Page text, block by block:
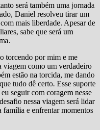
será também uma jornada
Daniel resolveu tirar um
mais liberdade. Apesar de
sabe que será um
torcendo por mim e me
viagem como um verdadeiro
estão na torcida, me dando
tudo dê certo. Esse suporte
seguir com coragem nesse
nessa viagem será lidar
família e enfrentar momentos